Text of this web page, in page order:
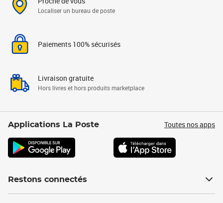
Localiser un bureau de poste
Paiements 100% sécurisés
Livraison gratuite
Hors livres et hors produits marketplace
Applications La Poste Toutes nos apps
Restons connectés